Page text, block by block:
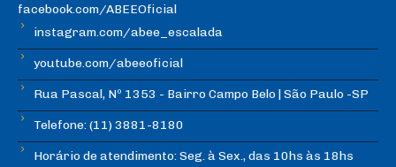
facebook.com/ABEEOficial
instagram.com/abee_escalada
youtube.com/abeeoficial
Rua Pascal, Nº 1353 - Bairro Campo Belo | São Paulo -SP
Telefone: (11) 3881-8180
Horário de atendimento: Seg. à Sex., das 10hs às 18hs